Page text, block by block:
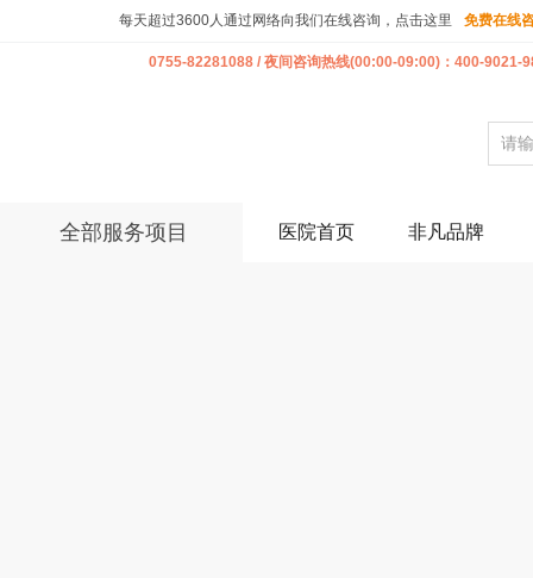
每天超过3600人通过网络向我们在线咨询，点击这里 免费在线
0755-82281088 / 夜间咨询热线(00:00-09:00)：400-9021-
全部服务项目 医院首页 非凡品牌